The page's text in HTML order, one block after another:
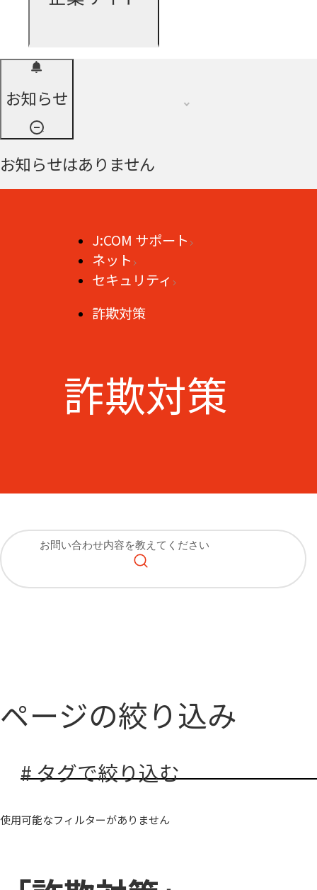
お知らせ
お知らせはありません
J:COM サポート
ネット
セキュリティ
詐欺対策
詐欺対策
ページの絞り込み
# タグで絞り込む
使用可能なフィルターがありません